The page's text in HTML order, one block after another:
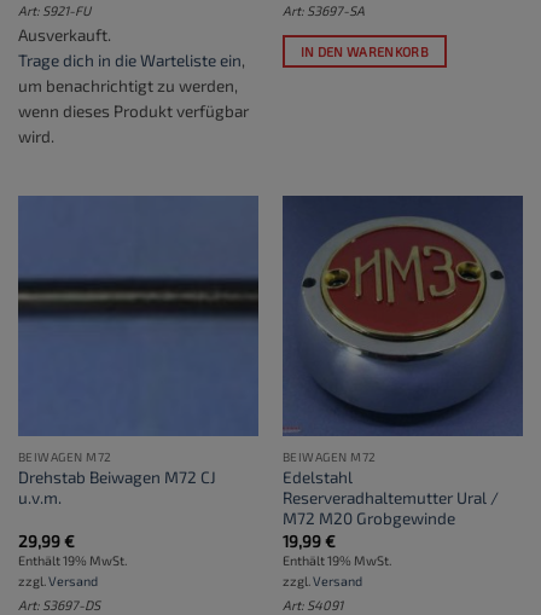
Art: S921-FU
Ausverkauft.
Trage dich in die Warteliste ein,
um benachrichtigt zu werden,
wenn dieses Produkt verfügbar
wird.
Art: S3697-SA
IN DEN WARENKORB
BEIWAGEN M72
Drehstab Beiwagen M72 CJ
u.v.m.
29,99€
Enthält 19% MwSt.
zzgl. Versand
Art: S3697-DS
BEIWAGEN M72
Edelstahl
Reserveradhaltemutter Ural /
M72 M20 Grobgewinde
19,99€
Enthält 19% MwSt.
zzgl. Versand
Art: S4091